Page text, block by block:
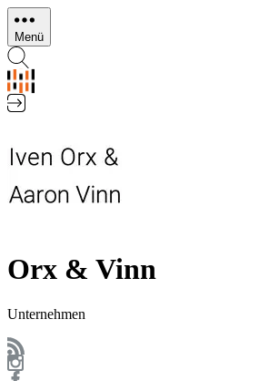
Direkt
zum
Inhalt
Menü
Orx & Vinn
Unternehmen